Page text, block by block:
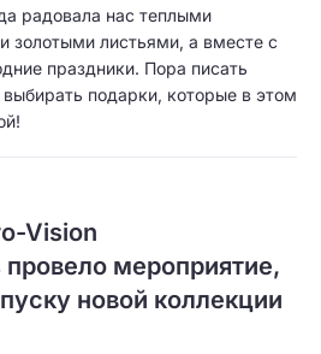
радовала нас теплыми
золотыми листьями, а вместе с
праздники. Пора писать
подарки, которые в этом
Vision
мероприятие,
новой коллекции